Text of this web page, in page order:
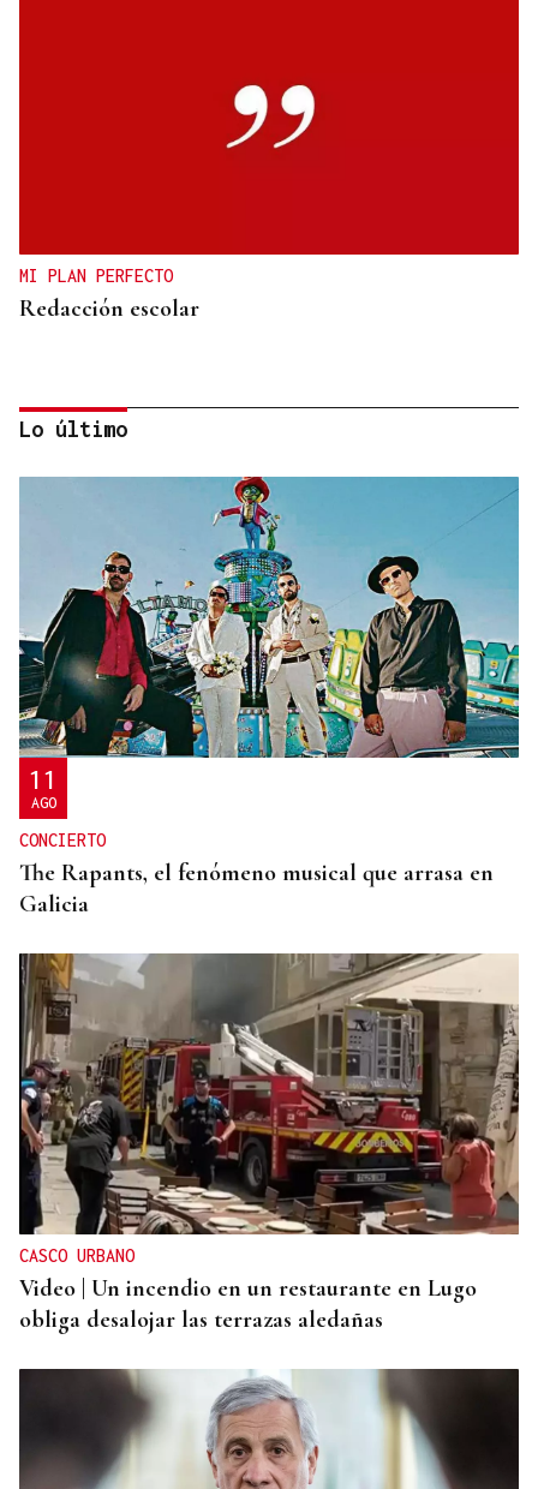
MI PLAN PERFECTO
Redacción escolar
Jenaro Castro
TRAZADO HORIZONTAL
El sueño de una noche de verano
Lo último
11
AGO
CONCIERTO
The Rapants, el fenómeno musical que arrasa en
Galicia
CASCO URBANO
Video | Un incendio en un restaurante en Lugo
obliga desalojar las terrazas aledañas